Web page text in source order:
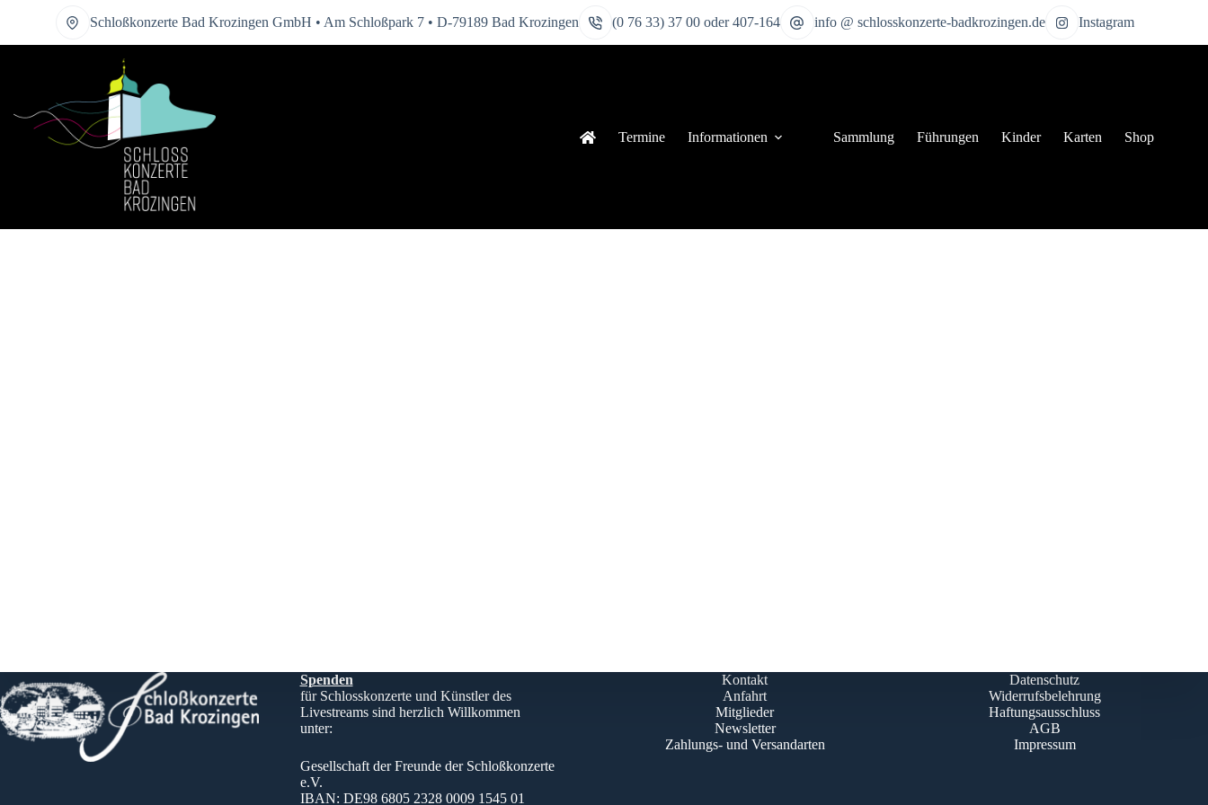
Schloßkonzerte Bad Krozingen GmbH • Am Schloßpark 7 • D-79189 Bad Krozingen (0 76 33) 37 00 oder 407-164 info @ schlosskonzerte-badkrozingen.de Instagram
Termine Informationen Sammlung Führungen Kinder Karten Shop
Spenden
für Schlosskonzerte und Künstler des
Livestreams sind herzlich Willkommen
unter:
Gesellschaft der Freunde der Schloßkonzerte
e.V.
IBAN: DE98 6805 2328 0009 1545 01
Kontakt
Anfahrt
Mitglieder
Newsletter
Zahlungs- und Versandarten
Datenschutz
Widerrufsbelehrung
Haftungsausschluss
AGB
Impressum